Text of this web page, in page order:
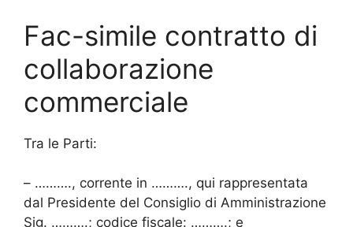
Fac-simile contratto di
collaborazione
commerciale
Tra le Parti:
– ………., corrente in ………., qui rappresentata
dal Presidente del Consiglio di Amministrazione
Sig. ……….; codice fiscale: ……….; e